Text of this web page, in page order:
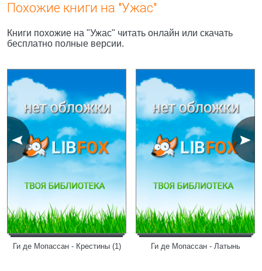
Похожие книги на "Ужас"
Книги похожие на "Ужас" читать онлайн или скачать
бесплатно полные версии.
Ги де Мопассан - Крестины (1) Ги де Мопассан - Латынь